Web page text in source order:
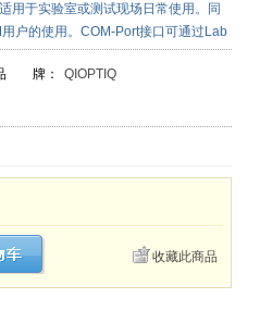
用于实验室或测试现场日常使用。同
户的使用。COM-Port接口可通过Lab
牌：
QIOPTIQ
收藏此商品